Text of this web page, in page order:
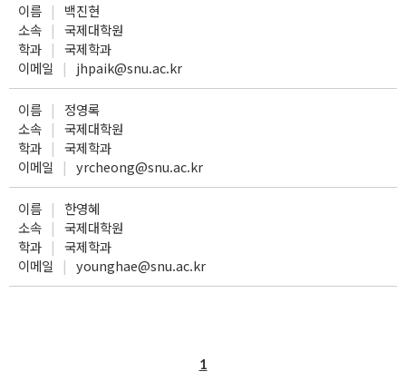
이름
백진현
소속
국제대학원
학과
국제학과
이메일
jhpaik@snu.ac.kr
이름
정영록
소속
국제대학원
학과
국제학과
이메일
yrcheong@snu.ac.kr
이름
한영혜
소속
국제대학원
학과
국제학과
이메일
younghae@snu.ac.kr
1